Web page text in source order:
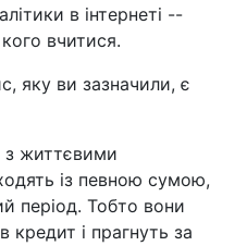
в інтернеті --
вчитися.
яку ви зазначили, є
з життєвими
із певною сумою,
період. Тобто вони
кредит і прагнуть за